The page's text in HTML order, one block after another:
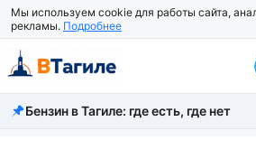
Мы используем cookie для работы сайта,
рекламы. Подробнее
Все новости
Бензин в Тагиле: где есть, где нет